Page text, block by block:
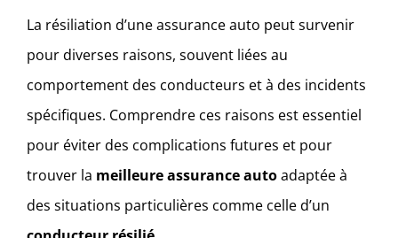
La résiliation d’une assurance auto peut survenir
pour diverses raisons, souvent liées au
comportement des conducteurs et à des incidents
spécifiques. Comprendre ces raisons est essentiel
pour éviter des complications futures et pour
trouver la meilleure assurance autoadaptée à
des situations particulières comme celle d’un